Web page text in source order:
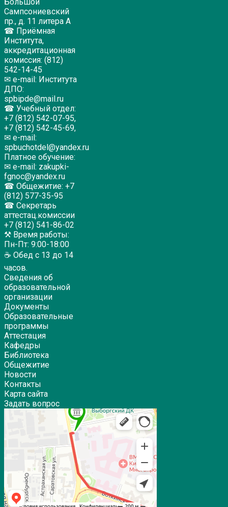
Сампсониевский
пр., д. 11 литера А
☎ Приёмная
Института,
аккредитационная
комиссия: (812)
542-14-45
✉ e-mail: Института
ДПО:
spbipde@mail.ru
☎ Учебный отдел:
+7 (812) 542-07-95,
+7 (812) 542-45-69,
✉ e-mail:
spbuchotdel@yandex.ru
Платное обучение:
✉ e-mail: zakupki-
fgnoc@yandex.ru
☎ Общежитие: +7
(812) 577-35-95
☎ Секретарь
аттестац.комиссии
+7 (812) 541-86-02
⚒ Время работы:
Пн-Пт: 9:00-18:00
☕ Обед с 13 до 14
часов.
Сведения об
образовательной
организации
Документы
Образовательные
программы
Аттестация
Кафедры
Библиотека
Общежитие
Новости
Контакты
Карта сайта
Задать вопрос